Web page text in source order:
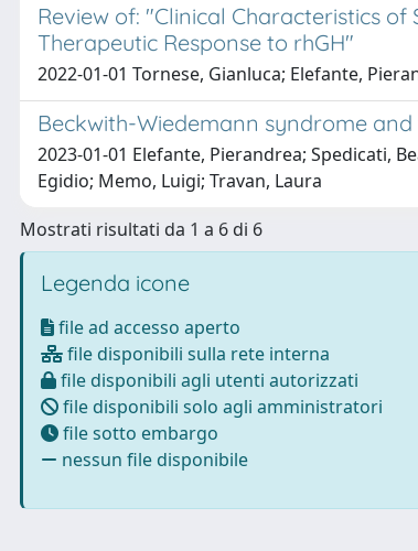
Review of: "Clinical Characteristics
Therapeutic Response to rhGH"
2022-01-01 Tornese, Gianluca; Elefante,
Beckwith-Wiedemann syndrome
2023-01-01 Elefante, Pierandrea; Spedicati,
Egidio; Memo, Luigi; Travan, Laura
Mostrati risultati da 1 a 6 di 6
Legenda icone
file ad accesso aperto
file disponibili sulla rete interna
file disponibili agli utenti autorizzati
file disponibili solo agli amministratori
file sotto embargo
nessun file disponibile